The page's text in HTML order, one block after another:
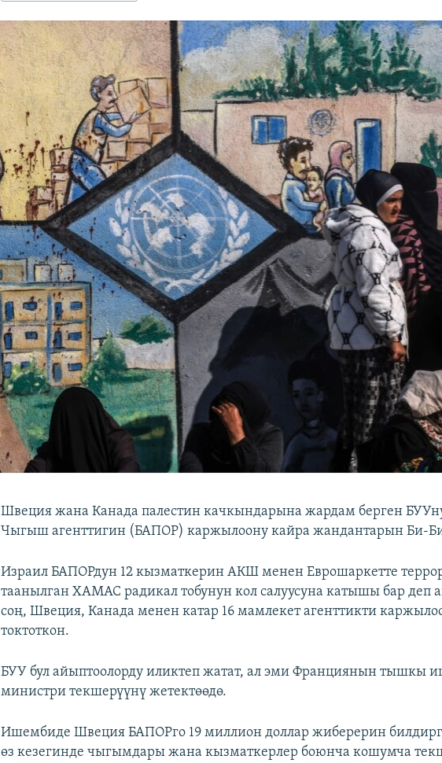
Швеция жана Канада палестин качкындарына жардам берген
Чыгыш агенттигин (БАПОР) каржылоону кайра жандантарын Би-
Израил БАПОРдун 12 кызматкерин АКШ менен Еврошаркетте
таанылган ХАМАС радикал тобунун кол салуусуна катышы бар деп
соң, Швеция, Канада менен катар 16 мамлекет агенттикти
токтоткон.
БУУ бул айыптоолорду иликтеп жатат, ал эми Франциянын тышкы
министри текшерүүнү жетектөөдө.
Ишембиде Швеция БАПОРго 19 миллион доллар жиберерин
өз кезегинде чыгымдары жана кызматкерлер боюнча кошумча